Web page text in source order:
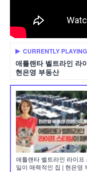
CURRENTLY PLAYING
애틀랜타 벨트라인 라
현은영 부동산
애틀랜타 벨트라인 라이프
일이 매력적인 집 | 현은영